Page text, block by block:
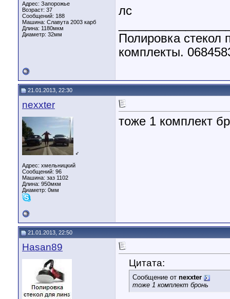
Адрес: Запорожье
Возраст: 37
Сообщений: 188
Машина: Славута 2003 карб
Длина: 1180мкм
Диаметр: 32мм
лс
Полировка
комплекты.
21.01.2013, 22:30
nexxter
♂
Адрес: хмельницкий
Сообщений: 96
Машина: заз 1102
Длина: 950мкм
Диаметр: 0мм
тоже 1 комплект
21.01.2013, 22:50
Hasan89
Цитата:
Сообщение от nexxter
тоже 1 комплект бронь